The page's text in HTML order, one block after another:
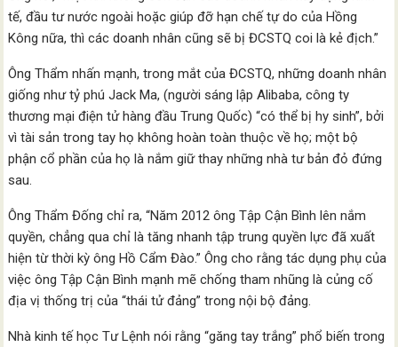
tế, đầu tư nước ngoài hoặc giúp đỡ hạn chế tự do của Hồng
Kông nữa, thì các doanh nhân cũng sẽ bị ĐCSTQ coi là kẻ địch.”
Ông Thẩm nhấn mạnh, trong mắt của ĐCSTQ, những doanh nhân
giống như tỷ phú Jack Ma, (người sáng lập Alibaba, công ty
thương mại điện tử hàng đầu Trung Quốc) “có thể bị hy sinh”, bởi
vì tài sản trong tay họ không hoàn toàn thuộc về họ; một bộ
phận cổ phần của họ là nắm giữ thay những nhà tư bản đỏ đứng
sau.
Ông Thẩm Đống chỉ ra, “Năm 2012 ông Tập Cận Bình lên nắm
quyền, chẳng qua chỉ là tăng nhanh tập trung quyền lực đã xuất
hiện từ thời kỳ ông Hồ Cẩm Đào.” Ông cho rằng tác dụng phụ của
việc ông Tập Cận Bình mạnh mẽ chống tham nhũng là củng cố
địa vị thống trị của “thái tử đảng” trong nội bộ đảng.
Nhà kinh tế học Tư Lệnh nói rằng “găng tay trắng” phổ biến trong